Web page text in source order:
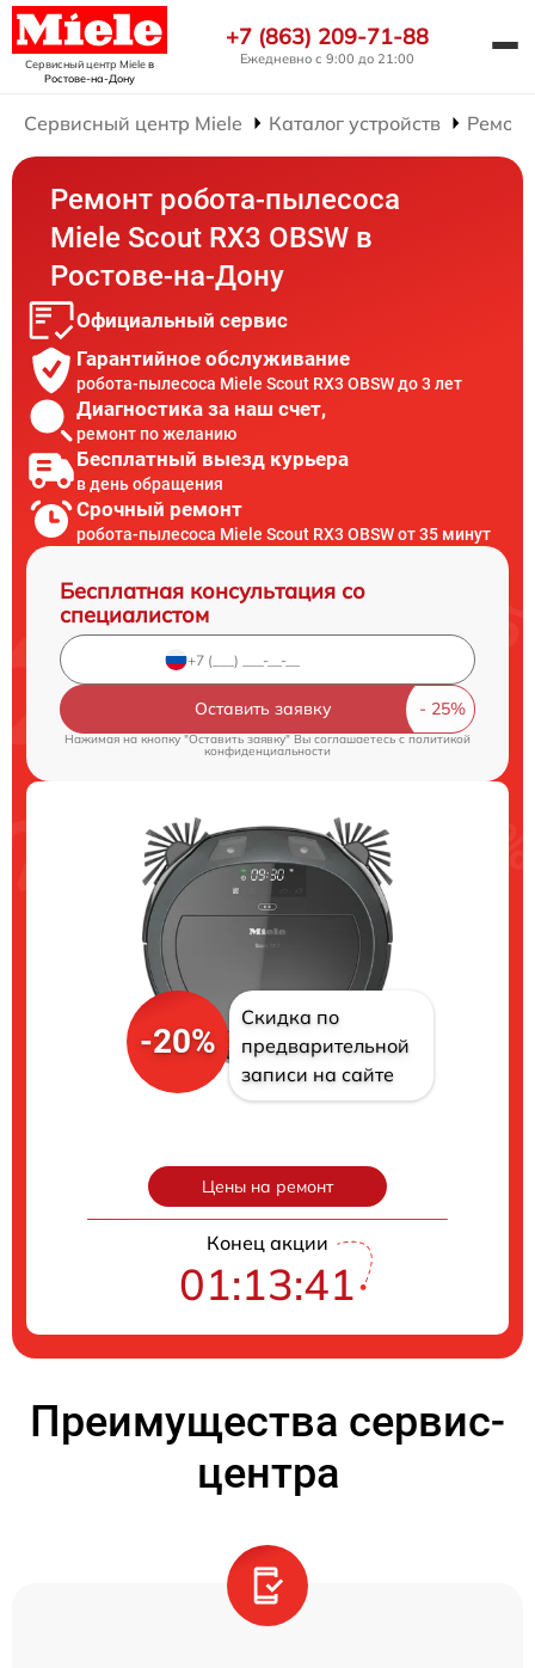
Сервисный центр Mieleв
Ростове-на-Дону
+7 (863) 209-71-88
Ежедневно с 9:00 до 21:00
Сервисный центр Miele Каталог устройств
Ремонт робота-пылесоса
Miele Scout RX3 OBSW в
Ростове-на-Дону
Официальный сервис
Гарантийное обслуживание
робота-пылесоса Miele Scout RX3 OBSW до 3 лет
Диагностика за наш счет,
ремонт по желанию
Бесплатный выезд курьера
в день обращения
Срочный ремонт
робота-пылесоса Miele Scout RX3 OBSW от 35 минут
Бесплатная консультация со
специалистом
Оставить заявку
Нажимая на кнопку "Оставить заявку" Вы соглашаетесь cполитикой
конфиденциальности
-20%
Скидка по
предварительной
записи на сайте
Цены на ремонт
Конец акции
01:13:40
Преимущества сервис-
центра